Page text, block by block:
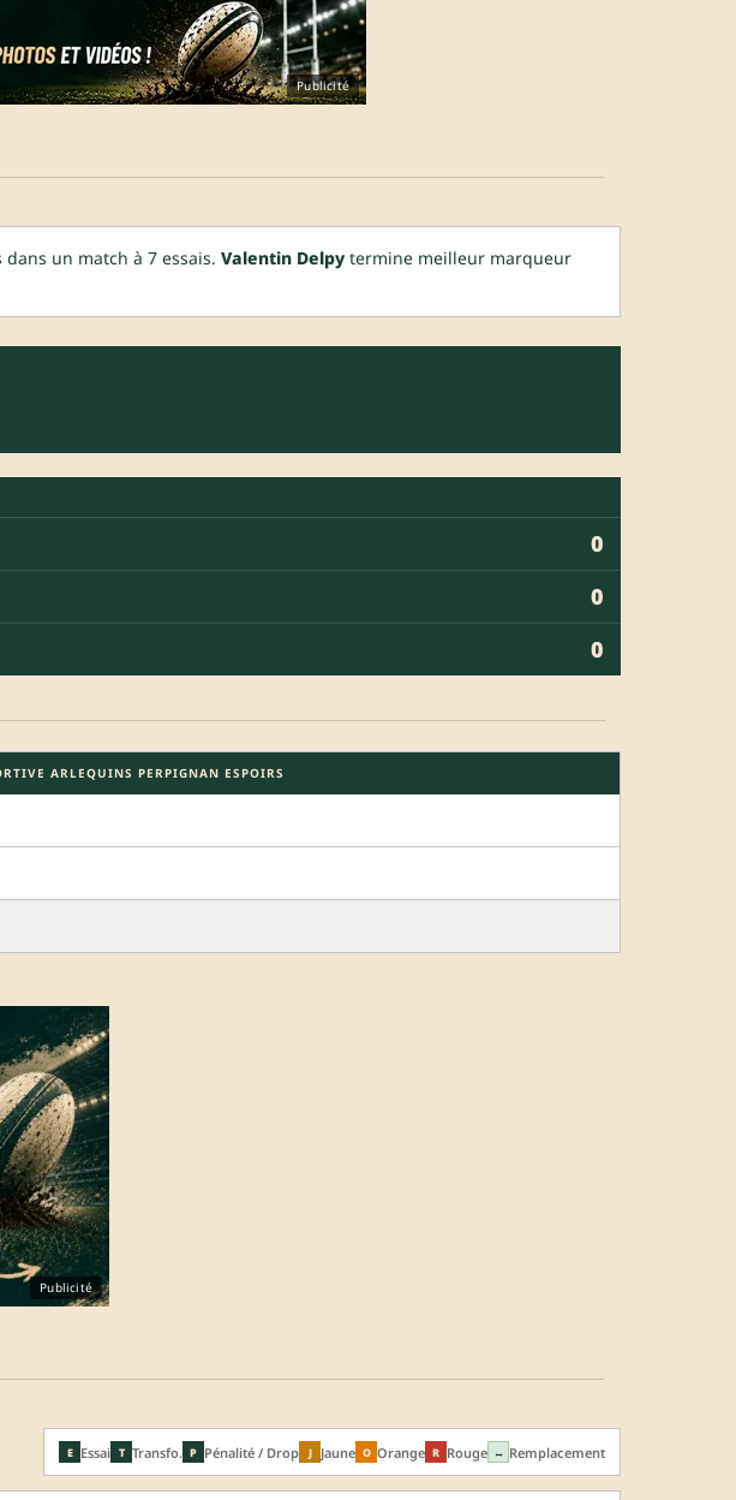
Publicité
un match à 7 essais. Valentin Delpy termine meilleur marqueur
0
0
0
ARLEQUINS PERPIGNAN ESPOIRS
Publicité
E Essai T Transfo. P Pénalité / Drop J Jaune O Orange R Rouge ↔ Remplacement